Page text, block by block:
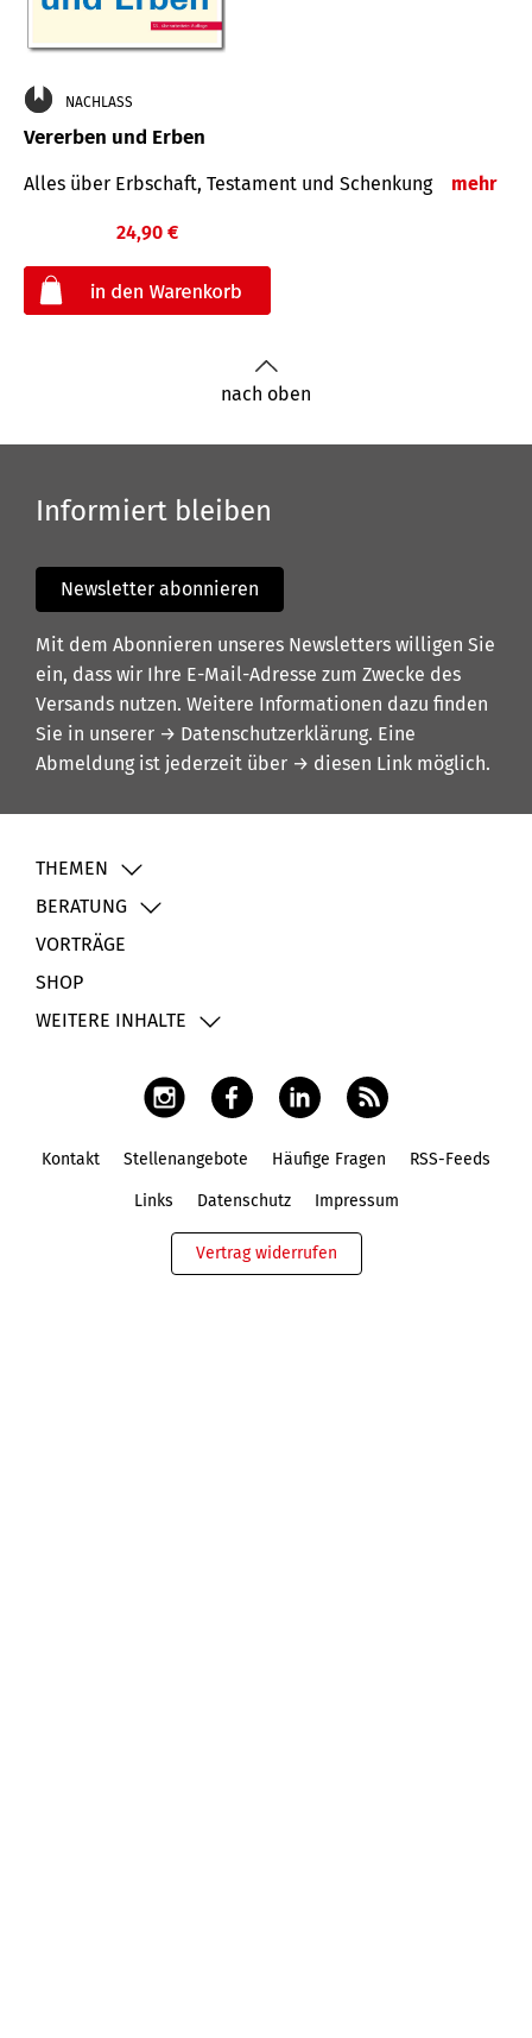
NACHLASS
Vererben und Erben
Alles über Erbschaft, Testament und Schenkung mehr
24,90 €
nach oben
Informiert bleiben
Newsletter abonnieren
Mit dem Abonnieren unseres Newsletters willigen Sie
ein, dass wir Ihre E-Mail-Adresse zum Zwecke des
Versands nutzen. Weitere Informationen dazu finden
Sie in unserer → Datenschutzerklärung. Eine
Abmeldung ist jederzeit über → diesen Link möglich.
THEMEN
BERATUNG
VORTRÄGE
SHOP
WEITERE INHALTE
Kontakt Stellenangebote Häufige Fragen RSS-Feeds
Links Datenschutz Impressum
Vertrag widerrufen